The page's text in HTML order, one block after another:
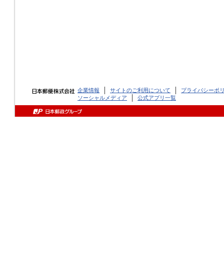
企業情報 サイトのご利用について
プライバシーポ
ソーシャルメディア
公式アプリ一覧